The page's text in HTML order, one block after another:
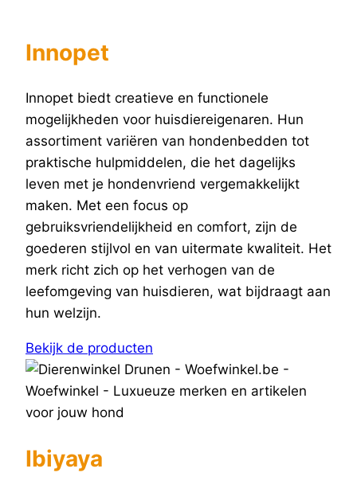
Innopet
Innopet biedt creatieve en functionele
mogelijkheden voor huisdiereigenaren. Hun
assortiment variëren van hondenbedden tot
praktische hulpmiddelen, die het dagelijks
leven met je hondenvriend vergemakkelijkt
maken. Met een focus op
gebruiksvriendelijkheid en comfort, zijn de
goederen stijlvol en van uitermate kwaliteit. Het
merk richt zich op het verhogen van de
leefomgeving van huisdieren, wat bijdraagt aan
hun welzijn.
Bekijk de producten
Ibiyaya